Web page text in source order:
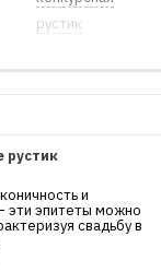
рустик
рустик
и
эти эпитеты можно
свадьбу в